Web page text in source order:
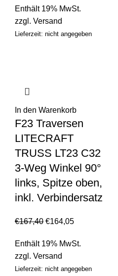
Enthält 19% MwSt.
zzgl. Versand
Lieferzeit: nicht angegeben
In den Warenkorb
F23 Traversen
LITECRAFT
TRUSS LT23 C32
3-Weg Winkel 90°
links, Spitze oben,
inkl. Verbindersatz
€167,40 €164,05
Enthält 19% MwSt.
zzgl. Versand
Lieferzeit: nicht angegeben